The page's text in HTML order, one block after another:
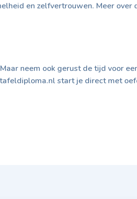
en zelfvertrouwen. Meer over
neem ook gerust de tijd voor
start je direct met